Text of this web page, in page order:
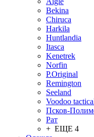
Bekina
Chiruсa
Harkila
Huntlandia
Itasca
Kenetrek
Norfin
P.Original
Remington
Seeland
Voodoo
Псков-
Рат
+ ЕЩЕ 4